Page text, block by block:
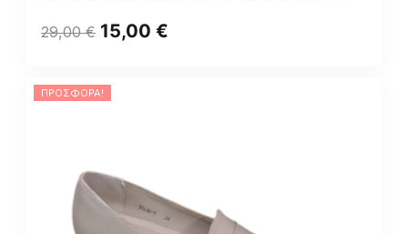
29,00€ 15,00 €
ΠΡΟΣΦΟΡΆ!